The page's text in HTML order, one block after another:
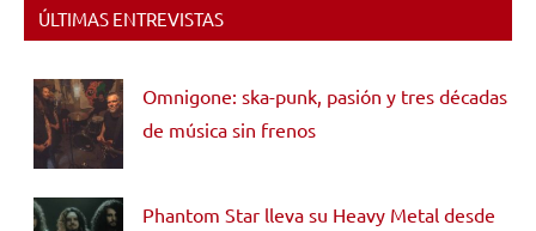
ÚLTIMAS ENTREVISTAS
Omnigone: ska-punk, pasión y tres décadas
de música sin frenos
Phantom Star lleva su Heavy Metal desde